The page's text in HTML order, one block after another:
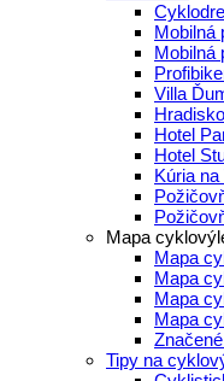
Mobilná
Mobilná
Villa
Hotel
Hotel
Kúria
Mapa
Mapa
Mapa
Mapa
Mapa
Tipy na